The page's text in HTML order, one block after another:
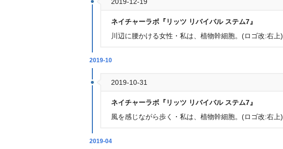
ネイチャーラボ『リッツ リバイバル ステム7』
川辺に腰かける女性・私は、植物幹細胞。(ロゴ改:右上)
2019-10
2019-10-31
ネイチャーラボ『リッツ リバイバル ステム7』
風を感じながら歩く・私は、植物幹細胞。(ロゴ改:右上)
2019-04